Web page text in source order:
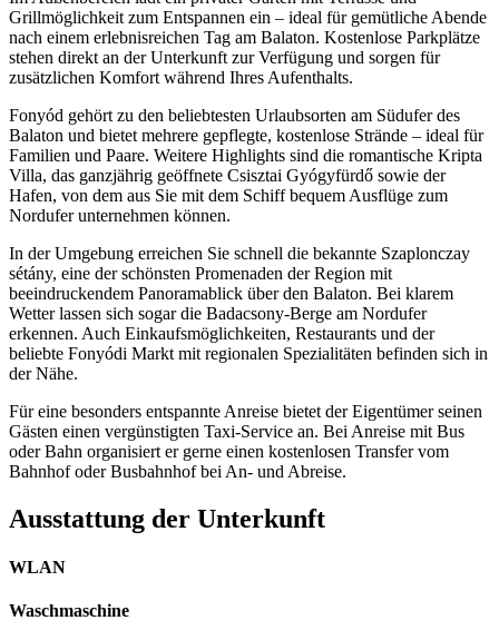
Grillmöglichkeit zum Entspannen ein – ideal für gemütliche Abende
nach einem erlebnisreichen Tag am Balaton. Kostenlose Parkplätze
stehen direkt an der Unterkunft zur Verfügung und sorgen für
zusätzlichen Komfort während Ihres Aufenthalts.
Fonyód gehört zu den beliebtesten Urlaubsorten am Südufer des
Balaton und bietet mehrere gepflegte, kostenlose Strände – ideal für
Familien und Paare. Weitere Highlights sind die romantische Kripta
Villa, das ganzjährig geöffnete Csisztai Gyógyfürdő sowie der
Hafen, von dem aus Sie mit dem Schiff bequem Ausflüge zum
Nordufer unternehmen können.
In der Umgebung erreichen Sie schnell die bekannte Szaplonczay
sétány, eine der schönsten Promenaden der Region mit
beeindruckendem Panoramablick über den Balaton. Bei klarem
Wetter lassen sich sogar die Badacsony-Berge am Nordufer
erkennen. Auch Einkaufsmöglichkeiten, Restaurants und der
beliebte Fonyódi Markt mit regionalen Spezialitäten befinden sich in
der Nähe.
Für eine besonders entspannte Anreise bietet der Eigentümer seinen
Gästen einen vergünstigten Taxi-Service an. Bei Anreise mit Bus
oder Bahn organisiert er gerne einen kostenlosen Transfer vom
Bahnhof oder Busbahnhof bei An- und Abreise.
Ausstattung der Unterkunft
WLAN
Waschmaschine